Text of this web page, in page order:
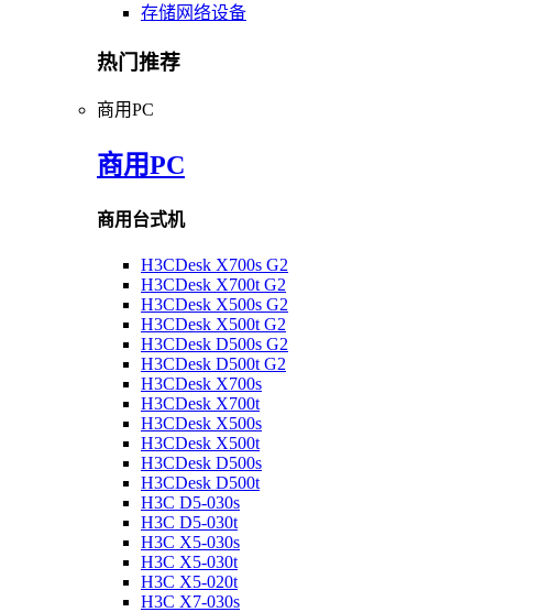
存储网络设备
热门推荐
商用PC
商用PC
商用台式机
H3CDesk X700s G2
H3CDesk X700t G2
H3CDesk X500s G2
H3CDesk X500t G2
H3CDesk D500s G2
H3CDesk D500t G2
H3CDesk X700s
H3CDesk X700t
H3CDesk X500s
H3CDesk X500t
H3CDesk D500s
H3CDesk D500t
H3C D5-030s
H3C D5-030t
H3C X5-030s
H3C X5-030t
H3C X5-020t
H3C X7-030s